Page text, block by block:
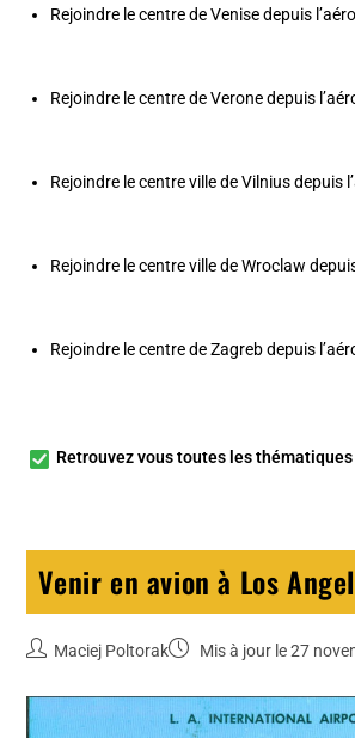
Rejoindre le centre de Venise depuis
Rejoindre le centre de Verone depuis
Rejoindre le centre ville de Vilnius depuis
Rejoindre le centre ville de Wroclaw
Rejoindre le centre de Zagreb depuis
Retrouvez vous toutes lesthématiques
Venir en avion à Los
Maciej Poltorak Mis à jour le 27